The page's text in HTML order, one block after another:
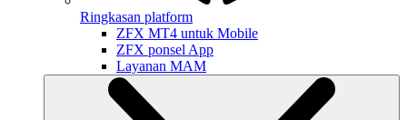
Ringkasan platform
ZFX MT4 untuk Mobile
ZFX ponsel App
Layanan MAM